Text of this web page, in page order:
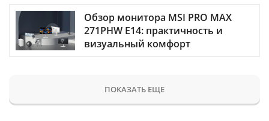
Обзор монитора MSI PRO MAX
271PHW E14: практичность и
визуальный комфорт
ПОКАЗАТЬ ЕЩЕ